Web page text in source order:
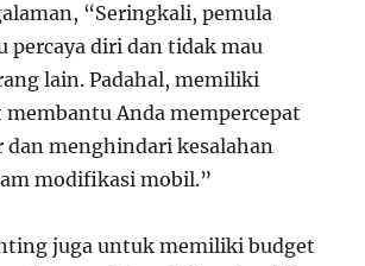
“Seringkali, pemula
percaya diri dan tidak mau
lain. Padahal, memiliki
Anda mempercepat
dan menghindari kesalahan
modifikasi mobil.”
juga untuk memiliki budget